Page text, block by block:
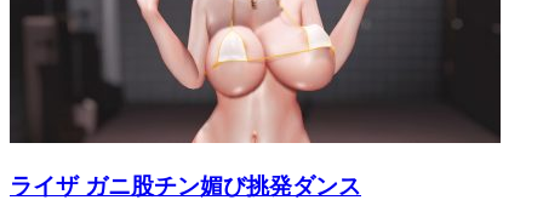
ライザ ガニ股チン媚び挑発ダンス